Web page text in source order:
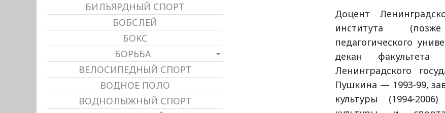
Доцент
института
педагогического
декан факультета
Ленинградского
Пушкина — 1993-99,
культуры (1994-
БИЛЬЯРДНЫЙ СПОРТ
БОБСЛЕЙ
БОКС
БОРЬБА
ВЕЛОСИПЕДНЫЙ СПОРТ
ВОДНОЕ ПОЛО
ВОДНОЛЫЖНЫЙ СПОРТ